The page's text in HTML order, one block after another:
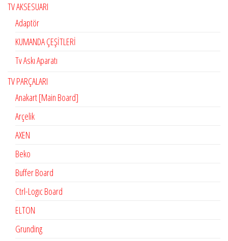
TV AKSESUARI
Adaptör
KUMANDA ÇEŞİTLERİ
Tv Askı Aparatı
TV PARÇALARI
Anakart [Main Board]
Arçelik
AXEN
Beko
Buffer Board
Ctrl-Logıc Board
ELTON
Grunding